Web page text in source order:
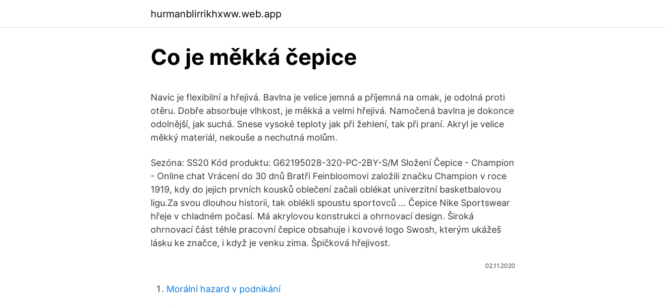
hurmanblirrikhxww.web.app
Co je měkká čepice
Navíc je flexibilní a hřejivá. Bavlna je velice jemná a příjemná na omak, je odolná proti
otěru. Dobře absorbuje vlhkost, je měkká a velmi hřejivá. Namočená bavlna je dokonce
odolnější, jak suchá. Snese vysoké teploty jak při žehlení, tak při praní. Akryl je velice
měkký materiál, nekouše a nechutná molům.
Sezóna: SS20 Kód produktu: G62195028-320-PC-2BY-S/M Složení Čepice - Champion
- Online chat Vrácení do 30 dnů Bratři Feinbloomovi založili značku Champion v roce
1919, kdy do jejich prvních kousků oblečení začali oblékat univerzitní basketbalovou
ligu.Za svou dlouhou historii, tak oblékli spoustu sportovců … Čepice Nike Sportswear
hřeje v chladném počasí. Má akrylovou konstrukci a ohrnovací design. Široká
ohrnovací část téhle pracovní čepice obsahuje i kovové logo Swosh, kterým ukážeš
lásku ke značce, i když je venku zima. Špičková hřejivost.
02.11.2020
Morální hazard v podnikání